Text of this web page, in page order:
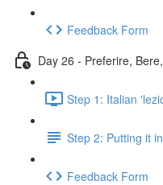
Feedback Form
Day 26 - Preferire,
Step 1: Italian
Step 2: Putting it
Feedback Form